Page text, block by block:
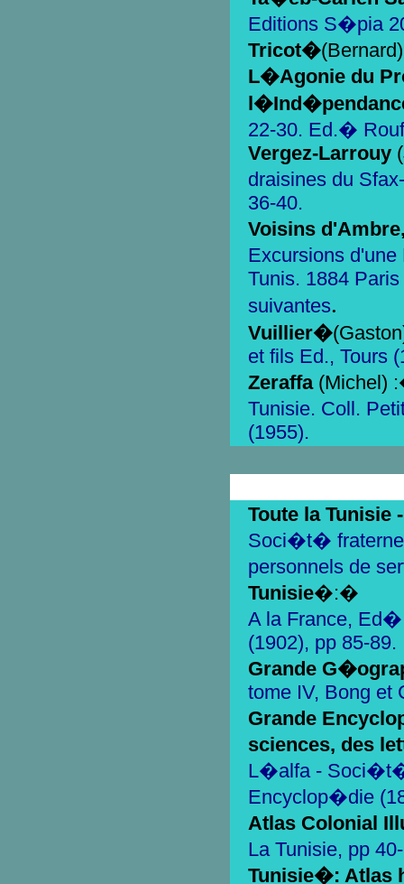
Editions S�pia
Tricot�
L�Agonie du
22-30. Ed.�
Vergez-Larrouy
draisines du
36-40.
Voisins
Excursions
Tunis. 1884
suivantes.
Vuillier�
et fils Ed., Tours
Zeraffa (Michel)
Tunisie. Coll.
(1955).
Toute la
Soci�t�
personnels de
Tunisie�:�
A la France,
(1902), pp 85-89.
Grande
tome IV, Bong et
Grande
sciences, des
L�alfa - Soci�t�
Encyclop�die
Atlas Colonial
La Tunisie, pp
Tunisie�: Atlas